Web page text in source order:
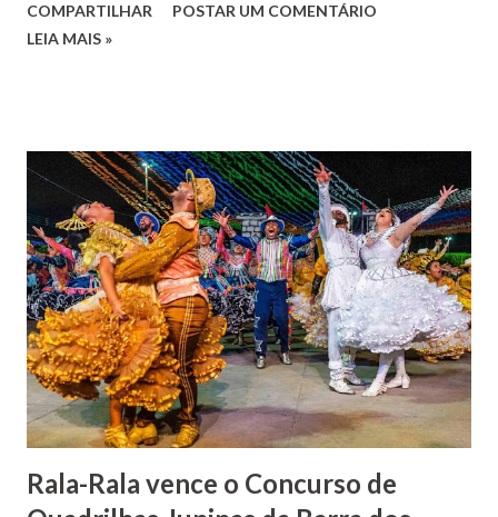
José de Faro Leitão, porém o casamento acabou com o
indiciamento para apropriar-se da volumosa herança. Em
1862, transferiu-se para o Rio de Janeiro e casou-se com
uma irmã do Visconde de Uruguai. O Barão de Maruim
apresentou uma grande dedicação à atividade agrícola, que
lhe proporcionou uma grande reserva financeira. João
Gomes de Melo mandou construir a Igreja Matriz de Nosso
Senhor Bom Jesus dos Passos, que foi inaugurada em 1862 e
doada ao vigário Pe. José Joaquim de Vasconcelos. A Igreja
Matriz...
COMPARTILHAR
POSTAR UM COMENTÁRIO
LEIA MAIS »
Rala-Rala vence o Concurso de